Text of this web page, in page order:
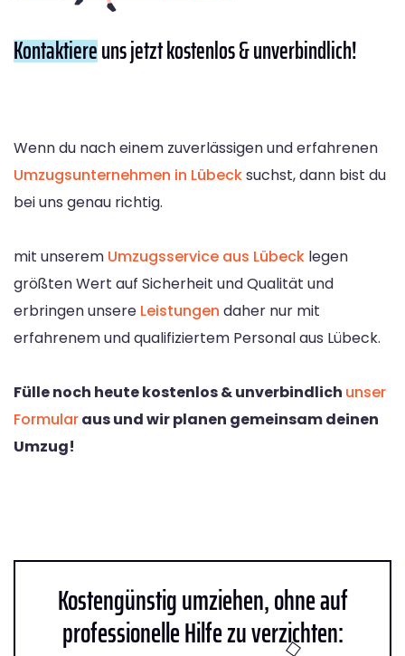
Kontaktiereuns jetzt kostenlos & unverbindlich!
Wenn du nach einem zuverlässigen und erfahrenen
Umzugsunternehmen in Lübecksuchst, dann bist du
bei uns genau richtig.
mit unserem Umzugsservice aus Lübeck legen
größten Wert auf Sicherheit und Qualität und
erbringen unsere Leistungen daher nur mit
erfahrenem und qualifiziertem Personal aus Lübeck.
Fülle noch heute kostenlos & unverbindlich unser
Formularaus und wir planen gemeinsam deinen
Umzug!
Kostengünstig umziehen, ohne auf
professionelle Hilfe zu verzichten: